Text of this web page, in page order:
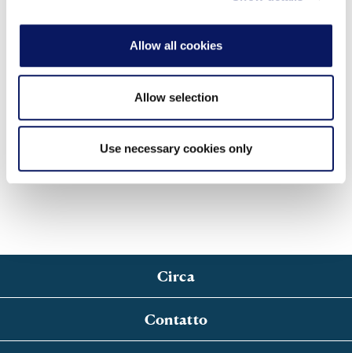
Allow all cookies
Allow selection
Use necessary cookies only
essere utilizzato solo per promuovere
matrimoni
#J-107 Scarica ▾
Circa
Contatto